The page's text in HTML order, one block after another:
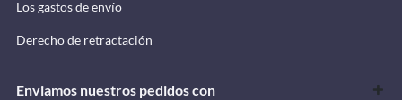
Los gastos de envío
Derecho de retractación
Enviamos nuestros pedidos con